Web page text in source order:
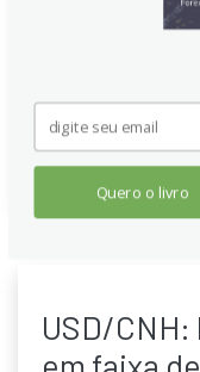
No longo prazo, o
recentemente.
Continue lendo
USD/
Quero o livro